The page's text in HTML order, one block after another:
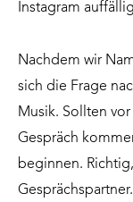
Instagram
Nachdem wir
sich die Frage
Musik. Sollten
Gespräch
beginnen.